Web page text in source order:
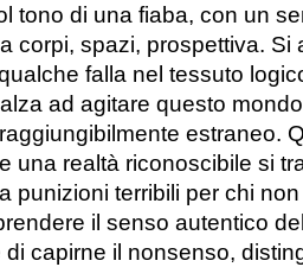
tono di una fiaba, con un
corpi, spazi, prospettiva. Si
falla nel tessuto
ad agitare questo
estraneo.
una realtà riconoscibile si
punizioni terribili per chi
il senso autentico
di capirne il nonsenso,